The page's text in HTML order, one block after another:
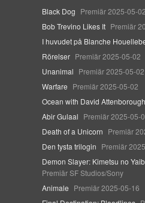
Black Dog Premiär 2025-05-02
Bob Trevino Likes It Premiär
I huvudet på Blanche
Rörelser Premiär 2025-05-02
Unanimal Premiär 2025-05-02
Warfare Premiär 2025-05-02
Ocean with David Attenborough
Abir Gulaal Premiär 2025-05-
Death of a Unicorn Premiär
Den tysta trilogin Premiär
Demon Slayer: Kimetsu no
Premiär SF Studios/Sony
Animale Premiär 2025-05-16